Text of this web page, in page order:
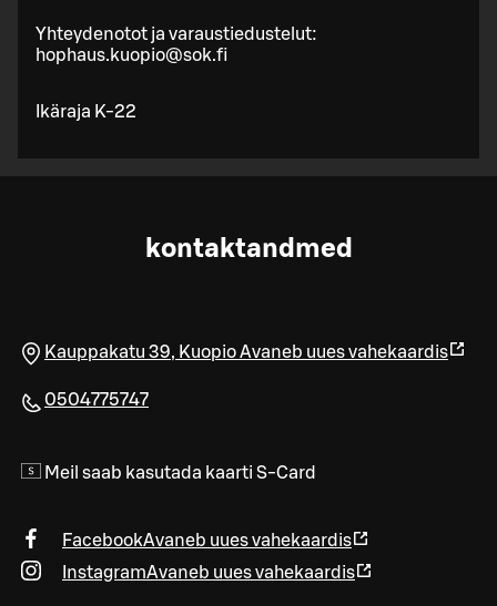
Yhteydenotot ja varaustiedustelut:
hophaus.kuopio@sok.fi
Ikäraja K-22
kontaktandmed
Kauppakatu 39, KuopioAvaneb uues vahekaardis
0504775747
Meil saab kasutada kaarti S-Card
FacebookAvaneb uues vahekaardis
InstagramAvaneb uues vahekaardis